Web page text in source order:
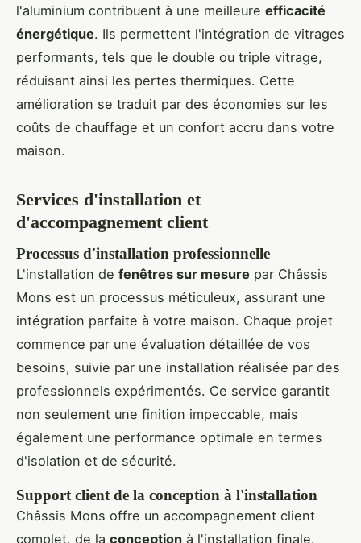
l'aluminium contribuent à une meilleure efficacité
énergétique. Ils permettent l'intégration de vitrages
performants, tels que le double ou triple vitrage,
réduisant ainsi les pertes thermiques. Cette
amélioration se traduit par des économies sur les
coûts de chauffage et un confort accru dans votre
maison.
Services d'installation et
d'accompagnement client
Processus d'installation professionnelle
L'installation de fenêtres sur mesure par Châssis
Mons est un processus méticuleux, assurant une
intégration parfaite à votre maison. Chaque projet
commence par une évaluation détaillée de vos
besoins, suivie par une installation réalisée par des
professionnels expérimentés. Ce service garantit
non seulement une finition impeccable, mais
également une performance optimale en termes
d'isolation et de sécurité.
Support client de la conception à l'installation
Châssis Mons offre un accompagnement client
complet, de la conception à l'installation finale.